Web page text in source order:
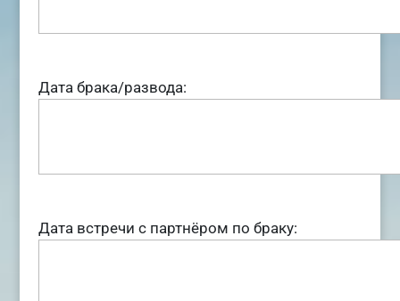
Дата брака/развода:
Дата встречи с партнёром по браку: